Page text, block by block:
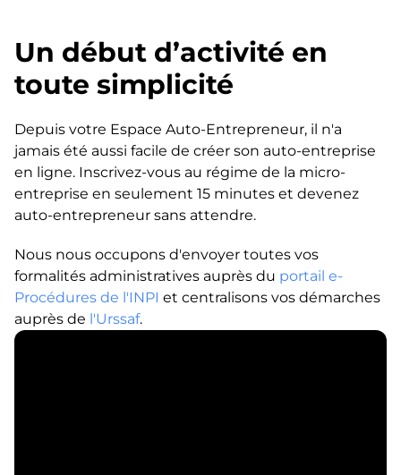
Un début d’activité en
toute simplicité
Depuis votre Espace Auto-Entrepreneur, il n'a
jamais été aussi facile de créer son auto-entreprise
en ligne. Inscrivez-vous au régime de la micro-
entreprise en seulement 15 minutes et devenez
auto-entrepreneur sans attendre.
Nous nous occupons d'envoyer toutes vos
formalités administratives auprès du portail e-
Procédures de l'INPI et centralisons vos démarches
auprès de l'Urssaf.